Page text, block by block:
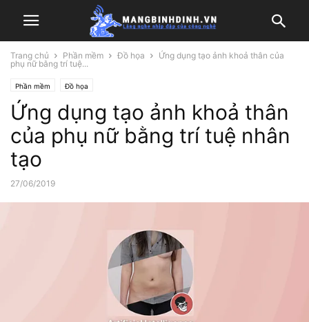
Trang chủ Phần mềm Đồ họa
Ứng dụng tạo ảnh khoả thân của
phụ nữ bằng trí tuệ...
Phần mềm Đồ họa
Ứng dụng tạo ảnh khoả thân
của phụ nữ bằng trí tuệ nhân
tạo
27/06/2019